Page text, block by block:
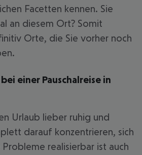
Facetten kennen. Sie
an diesem Ort? Somit
Orte, die Sie vorher noch
einer Pauschalreise in
Urlaub lieber ruhig und
darauf konzentrieren, sich
Probleme realisierbar ist auch